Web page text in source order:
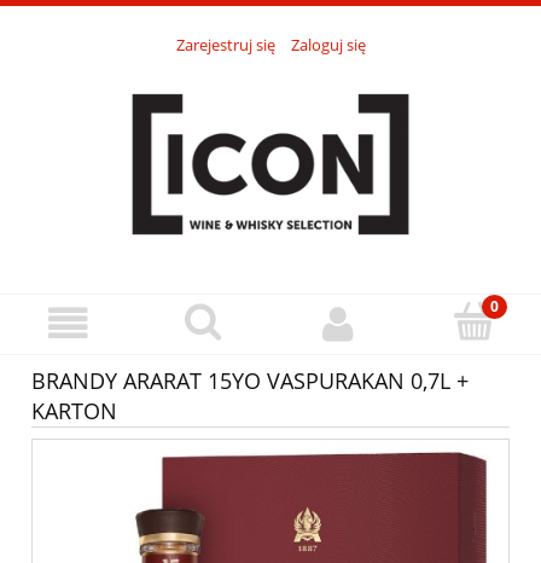
Zarejestruj się Zaloguj się
BRANDY ARARAT 15YO VASPURAKAN 0,7L +
KARTON